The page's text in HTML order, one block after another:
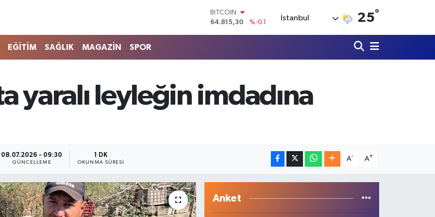
DOLAR
47,7436
%0.18
EURO
%0
BİST100
13.779
%-14
İstanbul 25°
EĞİTİM SAĞLIK MAGAZİN SPOR
yaralı leyleğin imdadına
08.07.2026 - 09:30
GÜNCELLEME
1 DK
OKUNMA SÜRESI
A- A+
Anket